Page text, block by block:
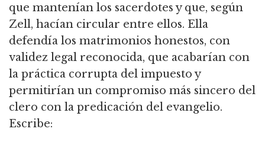
que mantenían los sacerdotes y que, según
Zell, hacían circular entre ellos. Ella
defendía los matrimonios honestos, con
validez legal reconocida, que acabarían con
la práctica corrupta del impuesto y
permitirían un compromiso más sincero del
clero con la predicación del evangelio.
Escribe: